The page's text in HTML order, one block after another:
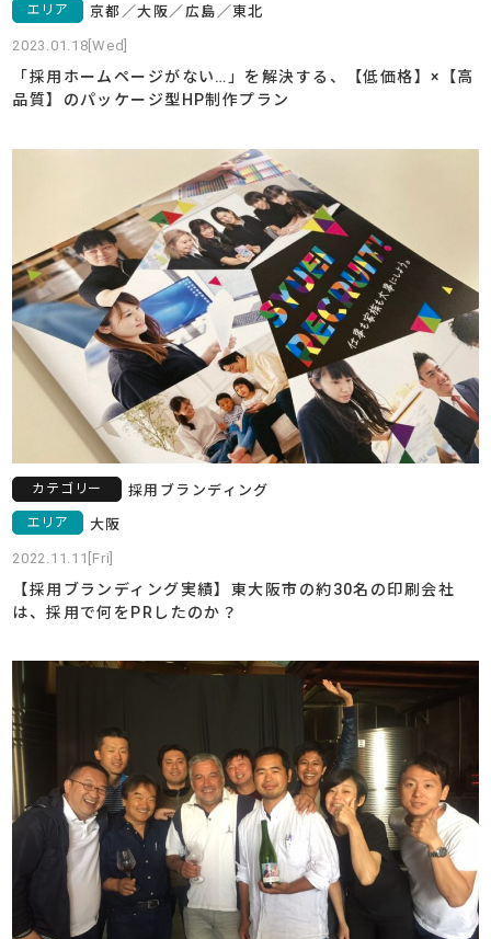
エリア 京都 ／大阪／ 広島 ／東北
2023.01.18[Wed]
「採用ホームページがない…」を解決する、【低価格】×【高
品質】のパッケージ型HP制作プラン
カテゴリー 採用ブランディング
エリア 大阪
2022.11.11[Fri]
【採用ブランディング実績】東大阪市の約30名の印刷会社
は、採用で何をPRしたのか？